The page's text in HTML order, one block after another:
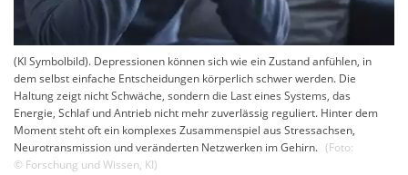
(KI Symbolbild). Depressionen können sich wie ein Zustand anfühlen, in
dem selbst einfache Entscheidungen körperlich schwer werden. Die
Haltung zeigt nicht Schwäche, sondern die Last eines Systems, das
Energie, Schlaf und Antrieb nicht mehr zuverlässig reguliert. Hinter dem
Moment steht oft ein komplexes Zusammenspiel aus Stressachsen,
Neurotransmission und veränderten Netzwerken im Gehirn. (Foto:
© Forschung und Wissen, KI)